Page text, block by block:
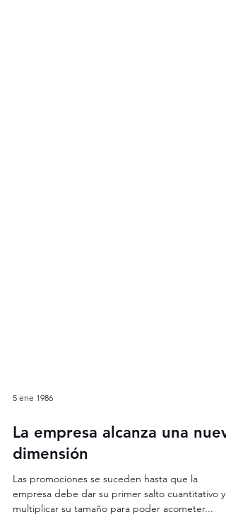
5 ene 1986
La empresa alcanza una
dimensión